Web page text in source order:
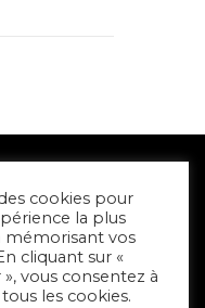
cookies pour
la plus
vos
cliquant sur «
vous consentez à
les cookies.